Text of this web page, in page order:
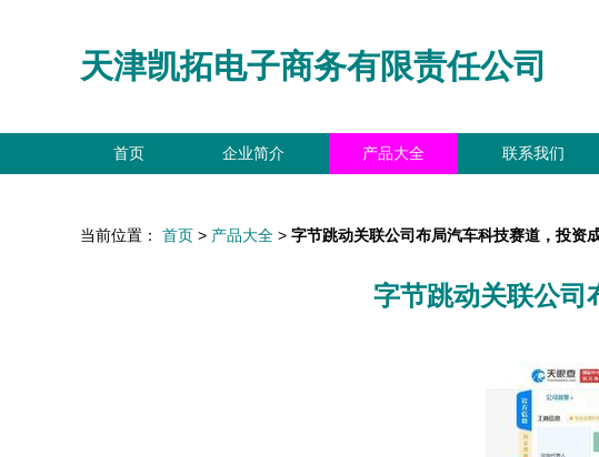
天津凯拓电子商务有限责任公司
首页 企业简介 产品大全 联系我们
当前位置： 首页 > 产品大全 > 字节跳动关联公司布局汽车科技赛道，投资
字节跳动关联公司